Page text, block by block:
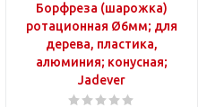
Борфреза (шарожка)
ротационная Ø6мм; для
дерева, пластика,
алюминия; конусная;
Jadever